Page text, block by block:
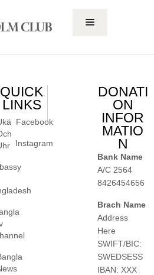
QUICK
LINKS
Facebook
Instagram
DONATI
ON
INFOR
MATIO
N
Bank Name
A/C 2564
8426454656
Brach Name
Address
Here
SWIFT/BIC:
SWEDSESS
IBAN: XXX